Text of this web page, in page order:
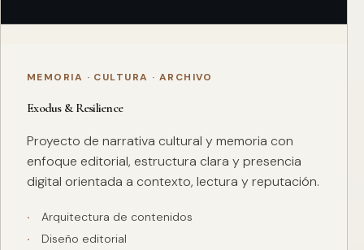
MEMORIA · CULTURA · ARCHIVO
Exodus & Resilience
Proyecto de narrativa cultural y memoria con
enfoque editorial, estructura clara y presencia
digital orientada a contexto, lectura y reputación.
Arquitectura de contenidos
Diseño editorial